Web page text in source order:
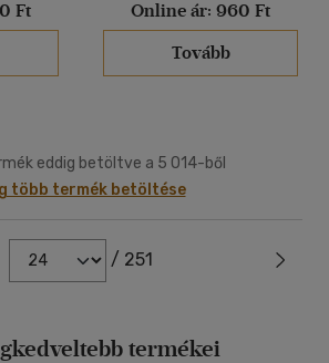
Ft
Online ár: 960 Ft
Tovább
eddig betöltve a 5 014-ből
több termék betöltése
/ 251
termékei